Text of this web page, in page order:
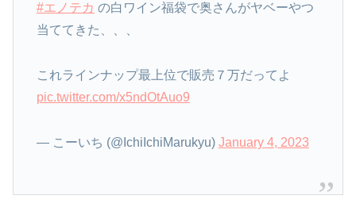
#エノテカ の白ワイン福袋で奥さんがヤベーやつ
当ててきた、、、
これラインナップ最上位で販売７万だってよ
pic.twitter.com/x5ndOtAuo9
— こーいち (@IchiIchiMarukyu) January 4, 2023